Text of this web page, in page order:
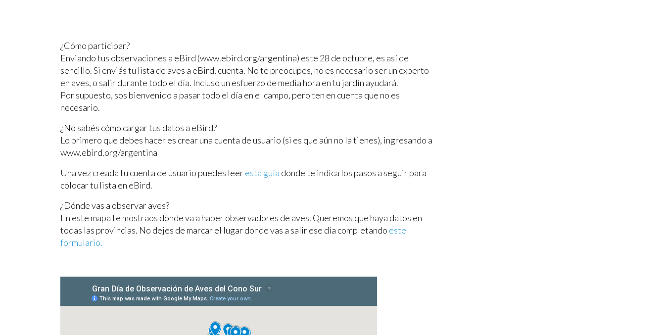
¿Cómo participar?
Enviando tus observaciones a eBird (www.ebird.org/argentina) este 28 de octubre, es así de
sencillo. Si enviás tu lista de aves a eBird, cuenta. No te preocupes, no es necesario ser un experto
en aves, o salir durante todo el día. Incluso un esfuerzo de media hora en tu jardín ayudará.
Por supuesto, sos bienvenido a pasar todo el día en el campo, pero ten en cuenta que no es
necesario.
¿No sabés cómo cargar tus datos a eBird?
Lo primero que debes hacer es crear una cuenta de usuario (si es que aún no la tienes), ingresando a
www.ebird.org/argentina
Una vez creada tu cuenta de usuario puedes leeresta guía donde te indica los pasos a seguir para
colocar tu lista en eBird.
¿Dónde vas a observar aves?
En este mapa te mostraos dónde va a haber observadores de aves. Queremos que haya datos en
todas las provincias. No dejes de marcar el lugar donde vas a salir ese día completando este
formulario.